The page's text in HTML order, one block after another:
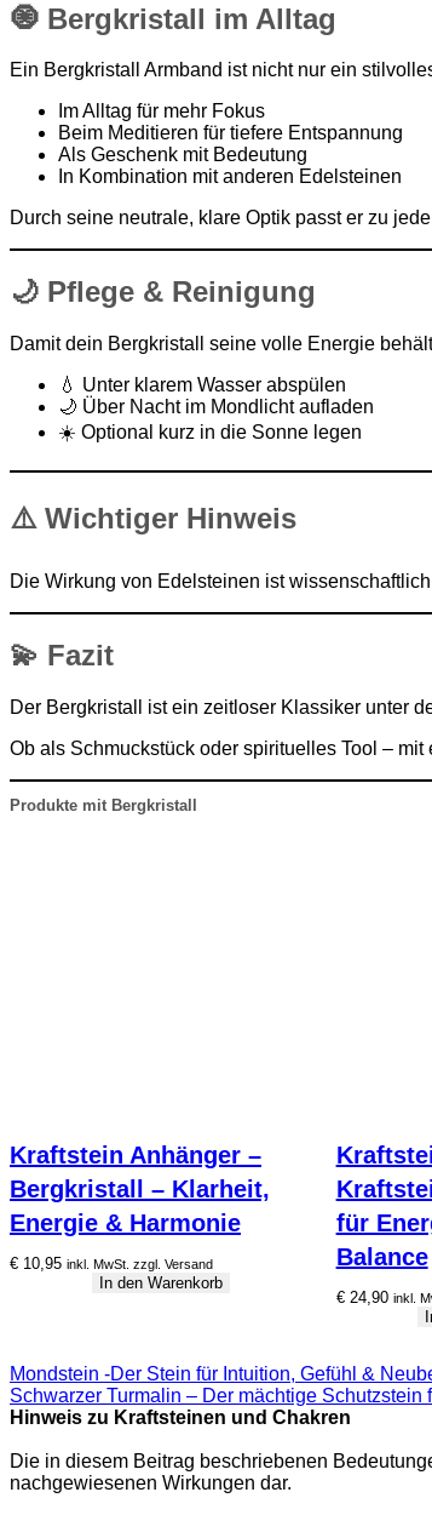
🧿 Bergkristall im Alltag
Ein Bergkristall Armband ist nicht nur ein
Im Alltag für mehr Fokus
Beim Meditieren für tiefere Entspannung
Als Geschenk mit Bedeutung
In Kombination mit anderen Edelsteinen
Durch seine neutrale, klare Optik passt er zu
🌙 Pflege & Reinigung
Damit dein Bergkristall seine volle Energie
💧 Unter klarem Wasser abspülen
🌙 Über Nacht im Mondlicht aufladen
☀️ Optional kurz in die Sonne legen
⚠️ Wichtiger Hinweis
Die Wirkung von Edelsteinen ist
💫 Fazit
Der Bergkristall ist ein zeitloser Klassiker unter
Ob als Schmuckstück oder spirituelles Tool –
Produkte mit Bergkristall
Kraftstein Anhänger –
Bergkristall – Klarheit,
Energie & Harmonie
€ 10,95 inkl. MwSt. zzgl. Versand
In den Warenkorb
für
Balance
€24,90 inkl.
Mondstein -Der Stein für Intuition, Gefühl &
Schwarzer Turmalin – Der mächtige Schutzstein
Hinweis zu Kraftsteinen und Chakren
Die in diesem Beitrag beschriebenen
nachgewiesenen Wirkungen dar.